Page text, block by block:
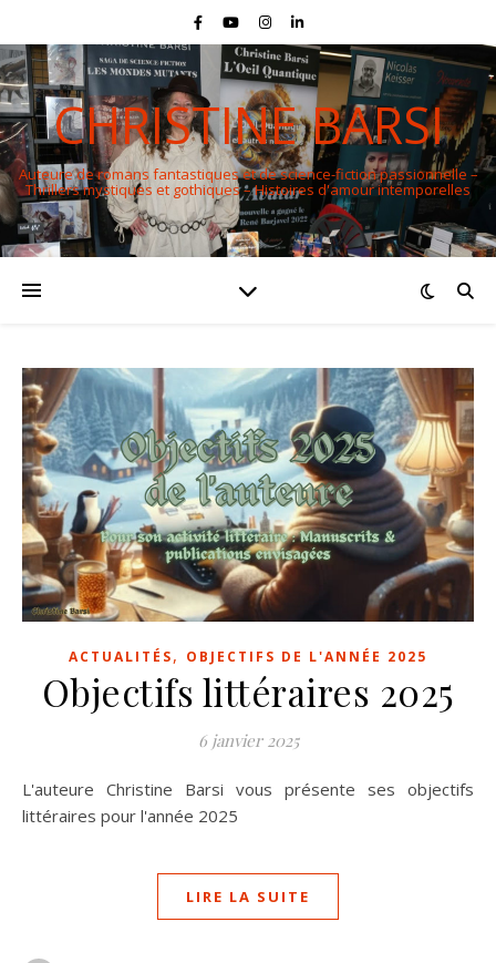
CHRISTINE BARSI
Auteure de romans fantastiques et de science-fiction passionnelle –
Thrillers mystiques et gothiques – Histoires d'amour intemporelles
ACTUALITÉS, OBJECTIFS DE L'ANNÉE 2025
Objectifs littéraires 2025
6 janvier 2025
L'auteure Christine Barsi vous présente ses objectifs
littéraires pour l'année 2025
LIRE LA SUITE